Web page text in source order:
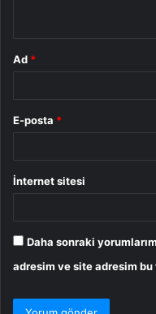
Ad *
E-posta *
İnternet sitesi
Daha sonraki
adresim ve site adresim